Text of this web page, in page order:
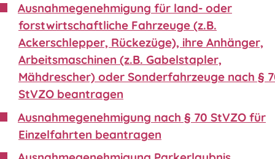
Ausnahmegenehmigung für land- oder
forstwirtschaftliche Fahrzeuge (z.B.
Ackerschlepper, Rückezüge), ihre Anhänger,
Arbeitsmaschinen (z.B. Gabelstapler,
Mähdrescher) oder Sonderfahrzeuge nach §
StVZO beantragen
Ausnahmegenehmigung nach § 70 StVZO für
Einzelfahrten beantragen